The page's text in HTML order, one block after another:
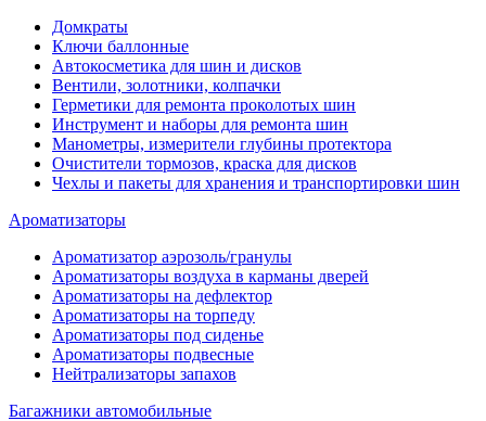
Домкраты
Ключи баллонные
Автокосметика для шин и дисков
Вентили, золотники, колпачки
Герметики для ремонта проколотых шин
Инструмент и наборы для ремонта шин
Манометры, измерители глубины протектора
Очистители тормозов, краска для дисков
Чехлы и пакеты для хранения и транспортировки шин
Ароматизаторы
Ароматизатор аэрозоль/гранулы
Ароматизаторы воздуха в карманы дверей
Ароматизаторы на дефлектор
Ароматизаторы на торпеду
Ароматизаторы под сиденье
Ароматизаторы подвесные
Нейтрализаторы запахов
Багажники автомобильные